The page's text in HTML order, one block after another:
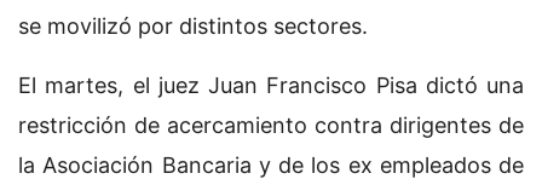
se movilizó por distintos sectores.
El martes, el juez Juan Francisco Pisa dictó una
restricción de acercamiento contra dirigentes de
la Asociación Bancaria y de los ex empleados de